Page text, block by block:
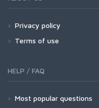
Privacy policy
Terms of use
HELP / FAQ
Most popular questions